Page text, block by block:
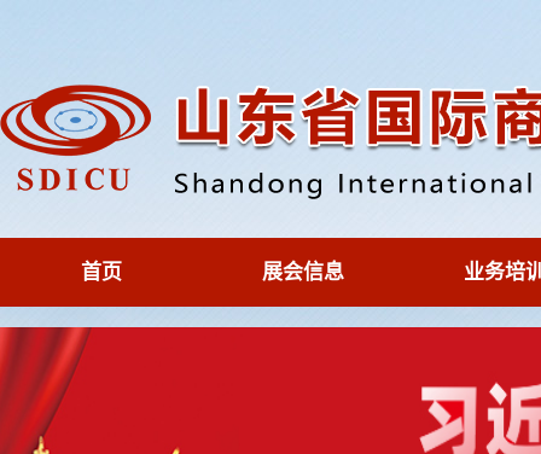
首页 展会信息 业务培